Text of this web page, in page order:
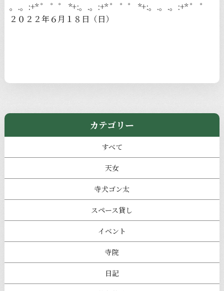
。.。:+* ゜ ゜゜ *+:。.。:+* ゜ ゜゜ *+:。.。.。:+* ゜ ゜
２０２２年６月１８日（日）
カテゴリー
すべて
天女
寺犬ゴン太
スペース貸し
イベント
寺院
日記